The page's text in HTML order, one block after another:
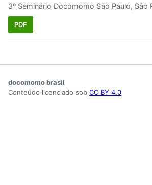
3º Seminário Docomomo São Paulo, São
PDF
docomomo brasil
Conteúdo licenciado sob CC BY 4.0